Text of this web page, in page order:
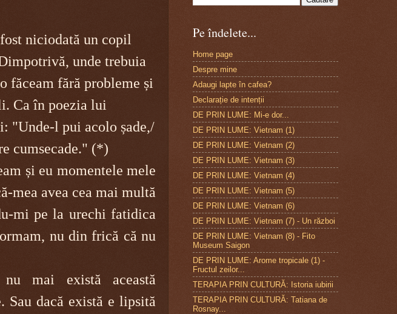
niciodată un copil
unde trebuia
făceam fără probleme și
Ca în poezia lui
"Unde-l pui acolo șade,/
cumsecade." (*)
și eu momentele mele
mea avea cea mai multă
mi pe la urechi fatidica
nu din frică că nu
nu mai există această
Sau dacă există e lipsită
Pe îndelete...
Home page
Despre mine
Adaugi lapte în cafea?
Declarație de intenții
DE PRIN LUME: Mi-e dor...
DE PRIN LUME: Vietnam (1)
DE PRIN LUME: Vietnam (2)
DE PRIN LUME: Vietnam (3)
DE PRIN LUME: Vietnam (4)
DE PRIN LUME: Vietnam (5)
DE PRIN LUME: Vietnam (6)
DE PRIN LUME: Vietnam (7) - Un război
DE PRIN LUME: Vietnam (8) - Fito
Museum Saigon
DE PRIN LUME: Arome tropicale (1) -
Fructul zeilor...
TERAPIA PRIN CULTURĂ: Istoria iubirii
TERAPIA PRIN CULTURĂ: Tatiana de
Rosnay...